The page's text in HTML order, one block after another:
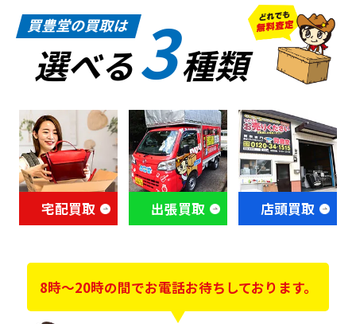
買豊堂の買取は
選べる3種類
宅配買取 出張買取 店頭買取
8時～20時の間でお電話お待ちしております。